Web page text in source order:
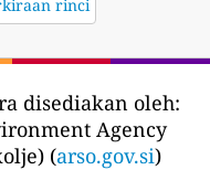
rinci
disediakan oleh:
Agency
(arso.gov.si)